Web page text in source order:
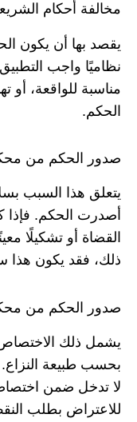
مخالفة أحكام
يقصد بها أن يكون
نظاميًا واجب
مناسبة للواقعة، أو
الحكم.
صدور الحكم من
يتعلق هذا السبب
أصدرت الحكم. فإذا
القضاة أو تشكيلًا
ذلك، فقد يكون هذا
صدور الحكم من
يشمل ذلك الاختصاص
بحسب طبيعة
لا تدخل ضمن
للاعتراض بطلب